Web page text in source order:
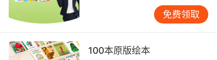
免费领取
100本原版绘本